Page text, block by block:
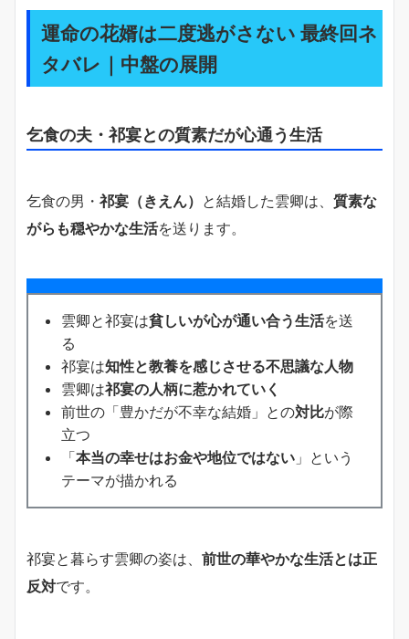
運命の花婿は二度逃がさない 最終回ネ
タバレ｜中盤の展開
乞食の夫・祁宴との質素だが心通う生活
乞食の男・祁宴（きえん） と結婚した雲卿は、 質素な
がらも穏やかな生活を送ります。
雲卿と祁宴は貧しいが心が通い合う生活を送
る
祁宴は知性と教養を感じさせる不思議な人物
雲卿は祁宴の人柄に惹かれていく
前世の「豊かだが不幸な結婚」との対比が際
立つ
「本当の幸せはお金や地位ではない 」という
テーマが描かれる
祁宴と暮らす雲卿の姿は、 前世の華やかな生活とは正
反対です。